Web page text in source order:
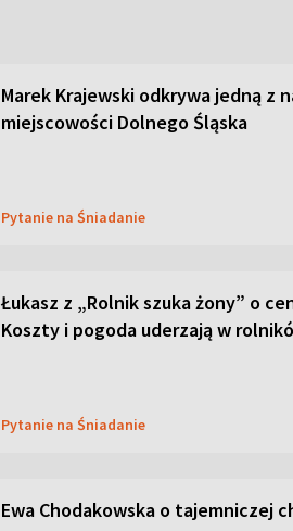
Marek Krajewski odkrywa jedną z
miejscowości Dolnego Śląska
Pytanie na Śniadanie
Łukasz z „Rolnik szuka żony” o
Koszty i pogoda uderzają w
Pytanie na Śniadanie
Ewa Chodakowska o tajemniczej